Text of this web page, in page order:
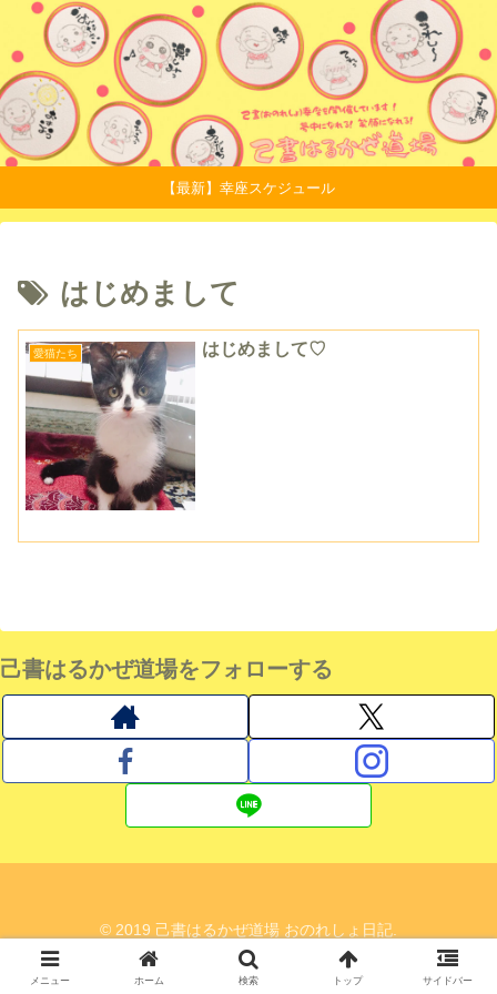
【最新】幸座スケジュール
はじめまして
愛猫たち はじめまして♡
己書はるかぜ道場をフォローする
© 2019 己書はるかぜ道場 おのれしょ日記.
メニュー ホーム 検索 トップ サイドバー